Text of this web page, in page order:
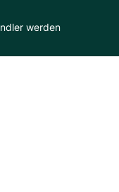
werden